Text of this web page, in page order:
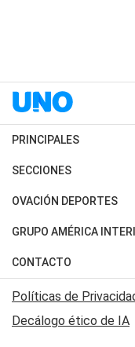
PRINCIPALES
Últimas Noticias
Política
Judiciales
Economia
SECCIONES
Horóscopo
Motores
Trucos caseros
Series y Películas
Edictos y Solicitadas
OVACIÓN DEPORTES
Fútbol
Mundial
Automovilismo
Rugby
GRUPO AMÉRICA
Canal 7 en Vivo
CONTACTO
Acerca de Nosotros
Contactanos
Políticas de
Decálogo ético de IA